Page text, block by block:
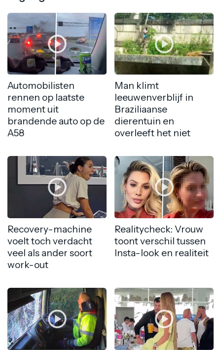
Automobilisten
rennen op laatste
moment uit
brandende auto op de
A58
Man klimt
leeuwenverblijf in
Braziliaanse
dierentuin en
overleeft het niet
Recovery-machine
voelt toch verdacht
veel als ander soort
work-out
Realitycheck: Vrouw
toont verschil tussen
Insta-look en realiteit